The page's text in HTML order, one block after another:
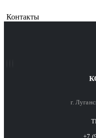
Контакты
г.
+7